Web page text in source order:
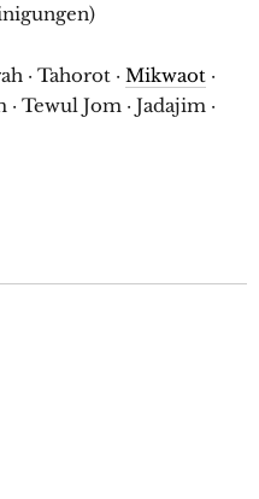
· Tahorot · Mikwaot ·
Tewul Jom · Jadajim ·